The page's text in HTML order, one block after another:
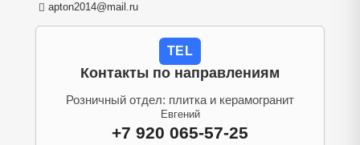
apton2014@mail.ru
TEL
Контакты по направлениям
Розничный отдел: плитка и керамогранит
Евгений
+7 920 065-57-25